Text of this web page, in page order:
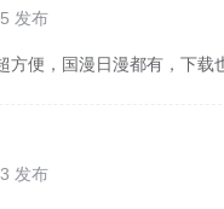
发布
方便，国漫日漫都有，下载
发布